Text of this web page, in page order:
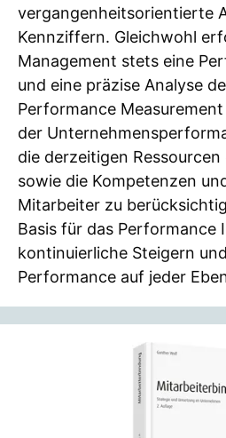
vergangenheitsorientierte
Kennziffern. Gleichwohl
Management stets eine
und eine präzise Analyse
Performance
der
die derzeitigen
sowie die Kompetenzen
Mitarbeiter zu
Basis für das Performance
kontinuierliche Steigern
Performance auf jeder